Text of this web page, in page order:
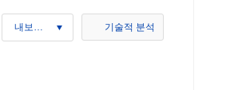
내보내기 기술적 분석